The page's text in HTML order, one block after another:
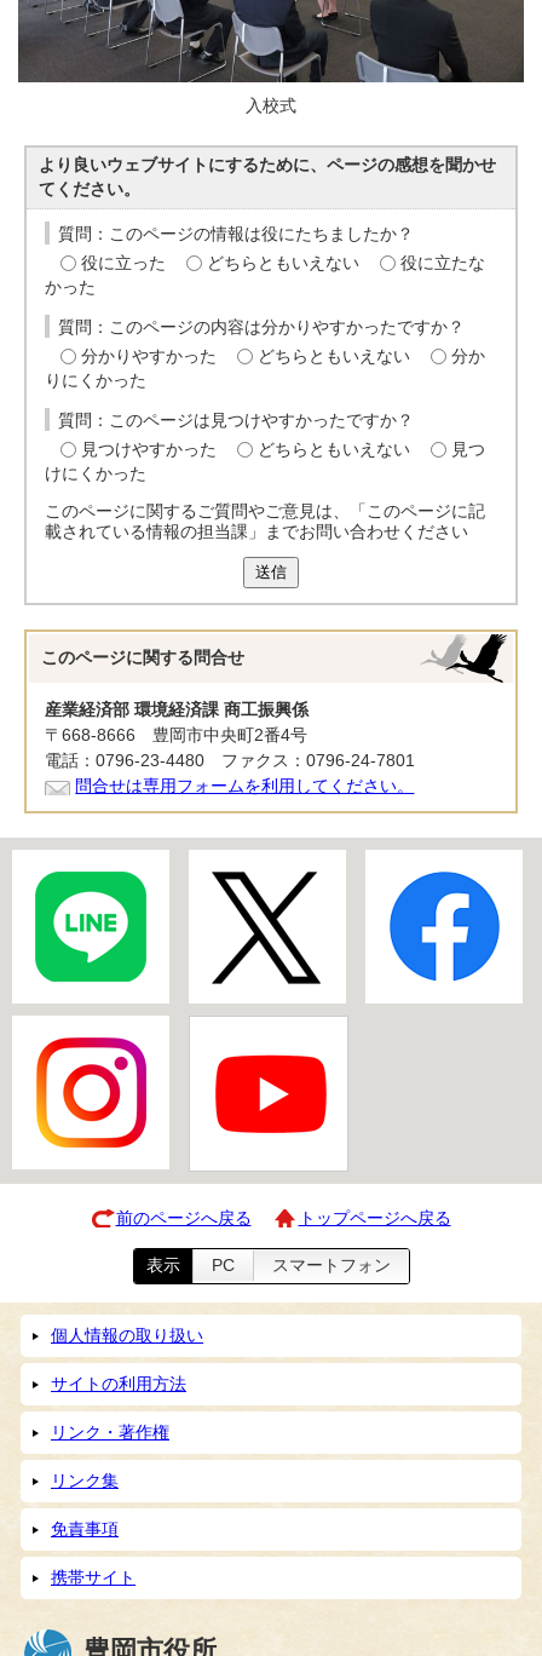
入校式
より良いウェブサイトにするために、ページの感想を聞かせ
てください。
質問：このページの情報は役にたちましたか？
役に立った
どちらともいえない
役に立たな
かった
質問：このページの内容は分かりやすかったですか？
分かりやすかった
どちらともいえない
分か
りにくかった
質問：このページは見つけやすかったですか？
見つけやすかった
どちらともいえない
見つ
けにくかった
このページに関するご質問やご意見は、「このページに記
載されている情報の担当課」までお問い合わせください
送信
このページに関する 問合せ
産業経済部 環境経済課 商工振興係
〒668-8666 豊岡市中央町2番4号
電話：0796-23-4480 ファクス：0796-24-7801
問合せは専用フォームを利用してください。
前のページへ戻る トップページへ戻る
表示 PC スマートフォン
個人情報の取り扱い
サイトの利用方法
リンク・著作権
リンク集
免責事項
携帯サイト